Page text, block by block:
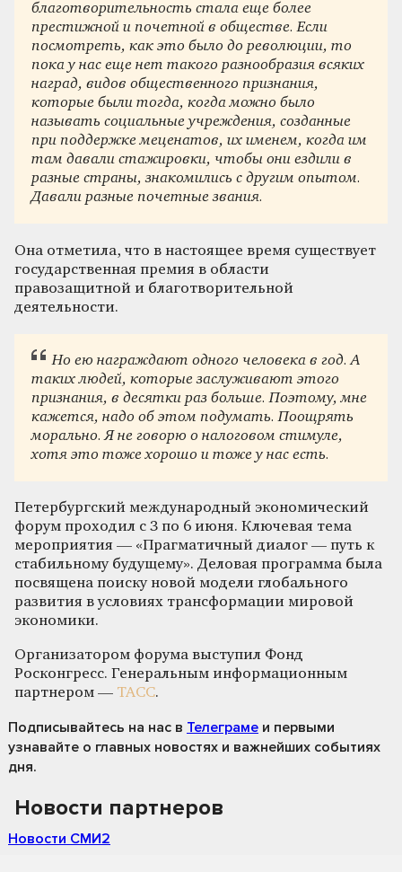
благотворительность стала еще более
престижной и почетной в обществе. Если
посмотреть, как это было до революции, то
пока у нас еще нет такого разнообразия всяких
наград, видов общественного признания,
которые были тогда, когда можно было
называть социальные учреждения, созданные
при поддержке меценатов, их именем, когда им
там давали стажировки, чтобы они ездили в
разные страны, знакомились с другим опытом.
Давали разные почетные звания.
Она отметила, что в настоящее время существует
государственная премия в области
правозащитной и благотворительной
деятельности.
Но ею награждают одного человека в год. А
таких людей, которые заслуживают этого
признания, в десятки раз больше. Поэтому, мне
кажется, надо об этом подумать. Поощрять
морально. Я не говорю о налоговом стимуле,
хотя это тоже хорошо и тоже у нас есть.
Петербургский международный экономический
форум проходил с 3 по 6 июня. Ключевая тема
мероприятия — «Прагматичный диалог — путь к
стабильному будущему». Деловая программа была
посвящена поиску новой модели глобального
развития в условиях трансформации мировой
экономики.
Организатором форума выступил Фонд
Росконгресс. Генеральным информационным
партнером — ТАСС.
Подписывайтесь на нас в Телеграме и первыми
узнавайте о главных новостях и важнейших событиях
дня.
Новости партнеров
Новости СМИ2